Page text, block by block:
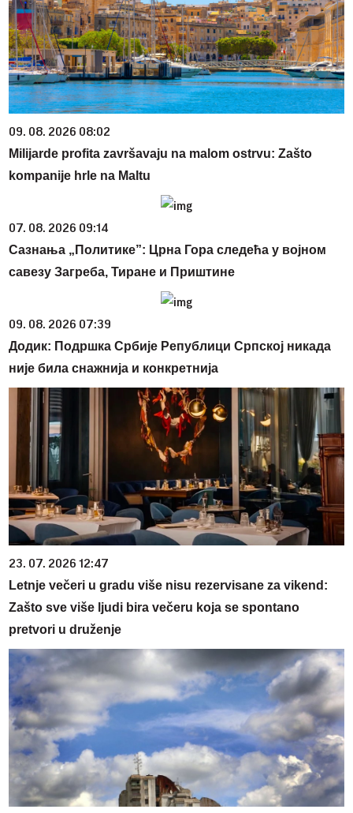
09. 08. 2026 08:02
Milijarde profita završavaju na malom ostrvu: Zašto
kompanije hrle na Maltu
07. 08. 2026 09:14
Сазнања „Политике”: Црна Гора следећа у војном
савезу Загреба, Тиране и Приштине
09. 08. 2026 07:39
Додик: Подршка Србије Републици Српској никада
није била снажнија и конкретнија
23. 07. 2026 12:47
Letnje večeri u gradu više nisu rezervisane za vikend:
Zašto sve više ljudi bira večeru koja se spontano
pretvori u druženje